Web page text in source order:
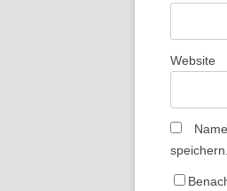
Website
speichern.